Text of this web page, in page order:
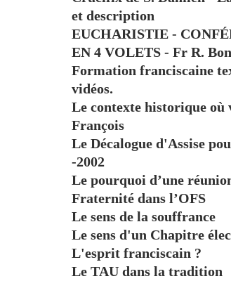
et description
EUCHARISTIE -
EN 4 VOLETS - Fr R.
Formation franciscaine
vidéos.
Le contexte historique où
François
Le Décalogue d'Assise
-2002
Le pourquoi d’une
Fraternité dans l’OFS
Le sens de la souffrance
Le sens d'un Chapitre
L'esprit franciscain ?
Le TAU dans la tradition